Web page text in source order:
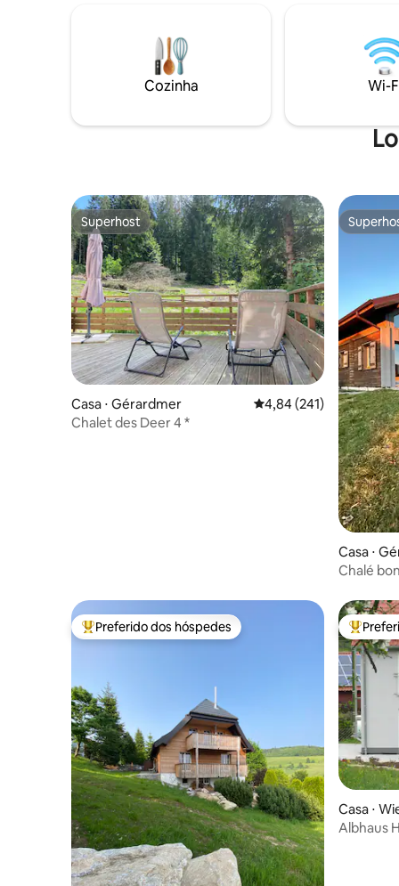
um lavatório de pedra verdadeiro: os
amantes do design não ficarão
desapontados com os muitos detalhes
de alta qualidade. Localizado
Fabelwald é perfeito para os amantes da
noite,
cama,
brilho
Cozinha Wi-
Superhost
Superhost
Casa ⋅ Gérardmer 4,84 de uma avaliação
4,84 (241)
Chalet des Deer 4 *
Casa ⋅
Chalé
Entre os melhores preferidos dos hóspedes
Preferido dos hóspedes Entre
Casa ⋅
Albhaus